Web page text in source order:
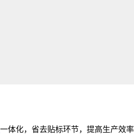
一体化，省去贴标环节，提高生产效